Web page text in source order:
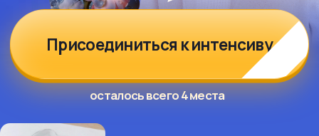
ДЛЯ КОГО НАШ
ИНТЕНСИВ